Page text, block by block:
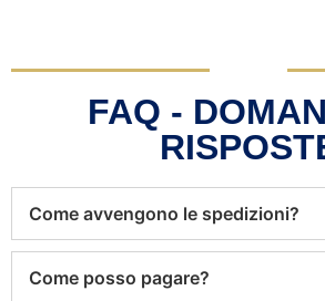
FAQ -
Come avvengono le spedizioni?
Come posso pagare?